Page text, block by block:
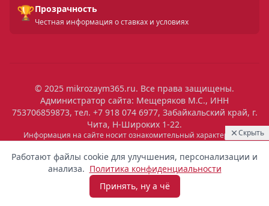
Скрыть
02:10
Выдан
Казань
Взять микрозайм
Работают файлы cookie для улучшения, персонализации и
анализа. Политика конфиденциальности
Принять, ну а чё
🏆Прозрачность
Честная информация о ставках и условиях
© 2025 mikrozaym365.ru. Все права защищены.
Администратор сайта: Мещеряков М.С., ИНН
753706859873, тел. +7 918 074 6977, Забайкальский край, г.
Чита, Н-Широких 1-22.
Информация на сайте носит ознакомительный характер и не
является публичной офертой. Все условия микрозаймов уточняйте
на сайтах МФО. Помните: займ — это обязательство, которое
необходимо исполнять. Невыполнение обязательств влечет штрафы
и ухудшение кредитной истории. Услуги предоставляются
микрофинансовыми организациями, состоящими в реестре ЦБ РФ.